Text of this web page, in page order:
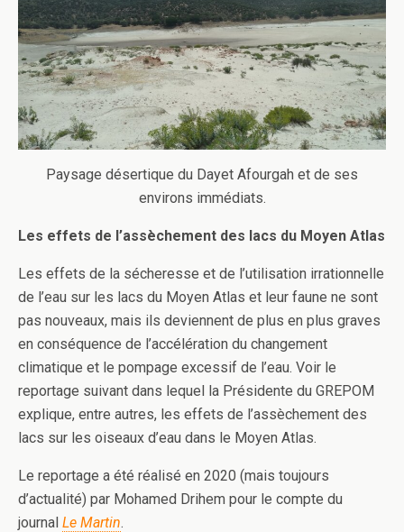
Paysage désertique du Dayet Afourgah et de ses
environs immédiats.
Les effets de l’assèchement des lacs du Moyen Atlas
Les effets de la sécheresse et de l’utilisation irrationnelle
de l’eau sur les lacs du Moyen Atlas et leur faune ne sont
pas nouveaux, mais ils deviennent de plus en plus graves
en conséquence de l’accélération du changement
climatique et le pompage excessif de l’eau. Voir le
reportage suivant dans lequel la Présidente du GREPOM
explique, entre autres, les effets de l’assèchement des
lacs sur les oiseaux d’eau dans le Moyen Atlas.
Le reportage a été réalisé en 2020 (mais toujours
d’actualité) par Mohamed Drihem pour le compte du
journal Le Martin.